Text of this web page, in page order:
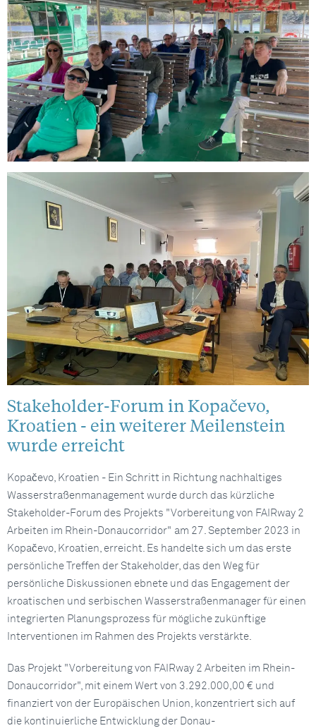
Stakeholder-Forum in Kopačevo,
Kroatien - ein weiterer Meilenstein
wurde erreicht
Kopačevo, Kroatien - Ein Schritt in Richtung nachhaltiges
Wasserstraßenmanagement wurde durch das kürzliche
Stakeholder-Forum des Projekts "Vorbereitung von FAIRway 2
Arbeiten im Rhein-Donaucorridor" am 27. September 2023 in
Kopačevo, Kroatien, erreicht. Es handelte sich um das erste
persönliche Treffen der Stakeholder, das den Weg für
persönliche Diskussionen ebnete und das Engagement der
kroatischen und serbischen Wasserstraßenmanager für einen
integrierten Planungsprozess für mögliche zukünftige
Interventionen im Rahmen des Projekts verstärkte.
Das Projekt "Vorbereitung von FAIRway 2 Arbeiten im Rhein-
Donaucorridor", mit einem Wert von 3.292.000,00 € und
finanziert von der Europäischen Union, konzentriert sich auf
die kontinuierliche Entwicklung der Donau-